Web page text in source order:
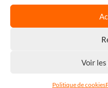
Voir
Politique de cookies
Tel : 01
Mentions